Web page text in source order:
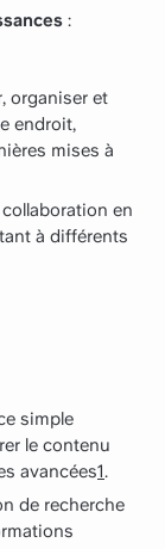
:
organiser et
endroit,
mises à
en
à différents
simple
le contenu
avancées1.
de recherche